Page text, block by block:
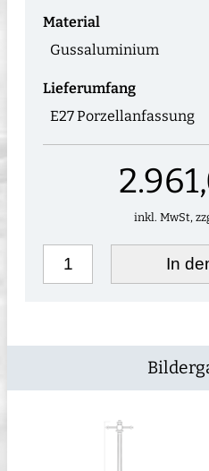
Material
Gussaluminium
Lieferumfang
E27 Porzellanfassung
inkl. MwSt,
In